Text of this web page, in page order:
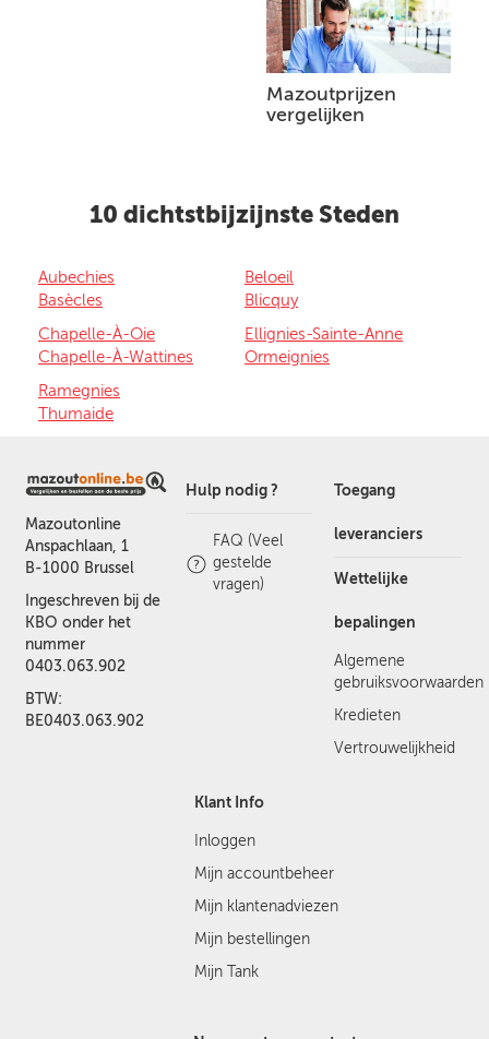
Mazoutprijzen
vergelijken
10 dichtstbijzijnste Steden
Aubechies
Basècles
Beloeil
Blicquy
Chapelle-À-Oie
Chapelle-À-Wattines
Ellignies-Sainte-Anne
Ormeignies
Ramegnies
Thumaide
Mazoutonline
Anspachlaan, 1
B-1000 Brussel
Ingeschreven bij de
KBO onder het
nummer
0403.063.902
BTW:
BE0403.063.902
Hulp nodig ?
FAQ (Veel
gestelde
vragen)
Toegang
leveranciers
Wettelijke
bepalingen
Algemene
gebruiksvoorwaarden
Kredieten
Vertrouwelijkheid
Klant Info
Inloggen
Mijn accountbeheer
Mijn klantenadviezen
Mijn bestellingen
Mijn Tank